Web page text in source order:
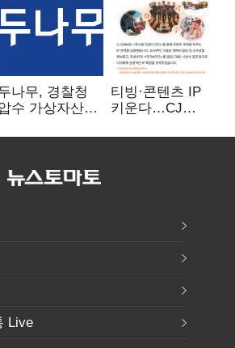
나무, 경찰청
수 가상자산
스터디 사업
티빙·콘텐츠 IP
키운다…CJ
글로벌 확장 가속
Live